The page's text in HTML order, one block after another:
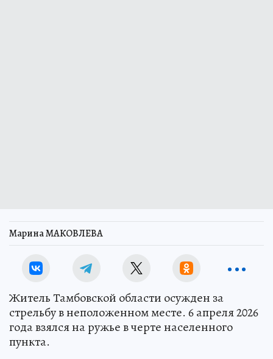
Марина МАКОВЛЕВА
Житель Тамбовской области осужден за
стрельбу в неположенном месте. 6 апреля 2026
года взялся на ружье в черте населенного
пункта.